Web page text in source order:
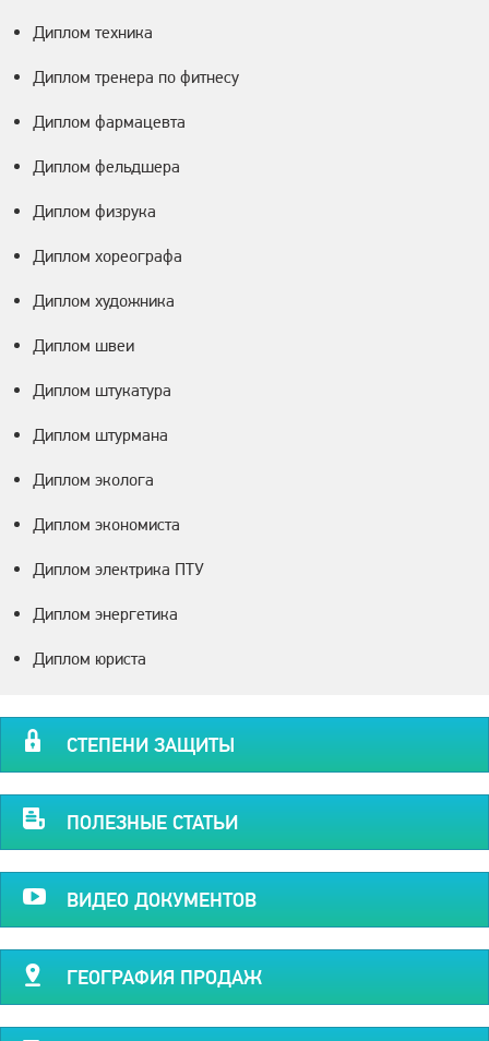
Диплом техника
Диплом тренера по фитнесу
Диплом фармацевта
Диплом фельдшера
Диплом физрука
Диплом хореографа
Диплом художника
Диплом швеи
Диплом штукатура
Диплом штурмана
Диплом эколога
Диплом экономиста
Диплом электрика ПТУ
Диплом энергетика
Диплом юриста
СТЕПЕНИ ЗАЩИТЫ
ПОЛЕЗНЫЕ СТАТЬИ
ВИДЕО ДОКУМЕНТОВ
ГЕОГРАФИЯ ПРОДАЖ